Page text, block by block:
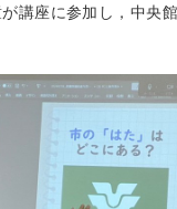
講座に参加し，中央